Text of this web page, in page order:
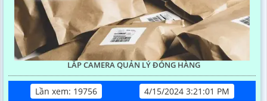
LẮP CAMERA QUẢN LÝ ĐÓNG HÀNG
Lần xem: 19756
4/15/2024 3:21:01 PM